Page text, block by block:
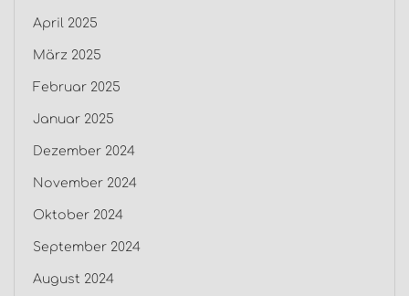
April 2025
März 2025
Februar 2025
Januar 2025
Dezember 2024
November 2024
Oktober 2024
September 2024
August 2024